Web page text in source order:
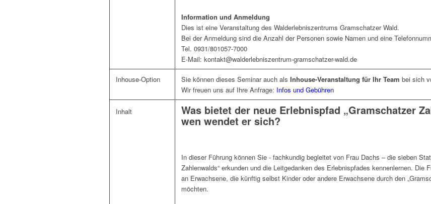
Information und Anmeldung
Dies ist eine Veranstaltung des Walderlebniszentrums Gramschatzer Wald.
Bei der Anmeldung sind die Anzahl der Personen sowie Namen und eine
Tel. 0931/801057-7000
E-Mail: kontakt@walderlebniszentrum-gramschatzer-wald.de
Inhouse-Option Sie können dieses Seminar auch als Inhouse-Veranstaltung für Ihr Team bei sich
Wir freuen uns auf Ihre Anfrage: Infos und Gebühren
Inhalt Was bietet der neue Erlebnispfad „Gramschatzer
wen wendet er sich?
In dieser Führung können Sie - fachkundig begleitet von Frau Dachs – die sieben
Zahlenwalds“ erkunden und die Leitgedanken des Erlebnispfades kennenlernen. Die
an Erwachsene, die künftig selbst Kinder oder andere Erwachsene durch den
möchten.